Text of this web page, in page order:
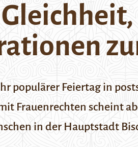
populärer Feiertag in
Frauenrechten scheint
in der Hauptstadt